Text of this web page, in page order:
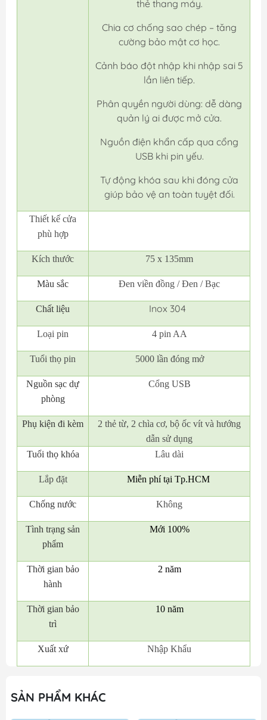
thẻ thang máy.
Chia cơ chống sao chép – tăng
cường bảo mật cơ học.
Cảnh báo đột nhập khi nhập sai 5
lần liên tiếp.
Phân quyền người dùng: dễ dàng
quản lý ai được mở cửa.
Nguồn điện khẩn cấp qua cổng
USB khi pin yếu.
Tự động khóa sau khi đóng cửa
giúp bảo vệ an toàn tuyệt đối.
Thiết kế cửa
phù hợp
Kích thước 75 x 135mm
Màu sắc Đen viền đồng / Đen / Bạc
Chất liệu Inox 304
Loại pin 4 pin AA
Tuổi thọ pin 5000 lần đóng mở
Nguồn sạc dự
phòng
Cổng USB
Phụ kiện đi kèm
2 thẻ từ, 2 chìa cơ, bộ ốc vít và hướng
dẫn sử dụng
Tuổi thọ khóa
Lâu dài
Lắp đặt Miễn phí tại Tp.HCM
Chống nước Không
Tình trạng sản
phẩm
Mới 100%
Thời gian bảo
hành
2 năm
Thời gian bảo
trì
10 năm
Xuất xứ Nhập Khẩu
SẢN PHẨM KHÁC